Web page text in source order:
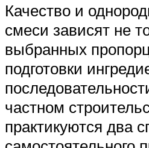
Качество и
смеси зависят не
выбранных
подготовки
частном
практикуются два